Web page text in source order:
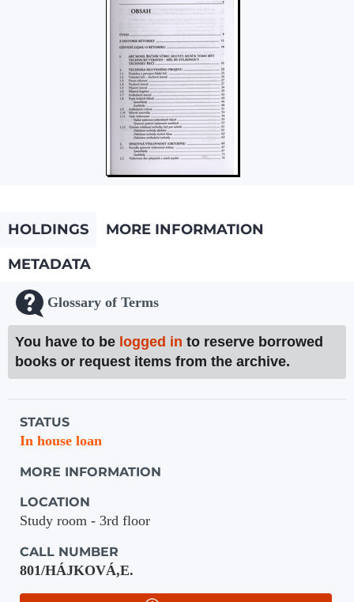
HOLDINGS
MORE INFORMATION
METADATA
Glossary of Terms
You have to be logged in to reserve borrowed
books or request items from the archive.
Holdings details from Knihovna UTB
STATUS
In house loan
MORE INFORMATION
LOCATION
Study room - 3rd floor
CALL NUMBER
801/HÁJKOVÁ,E.